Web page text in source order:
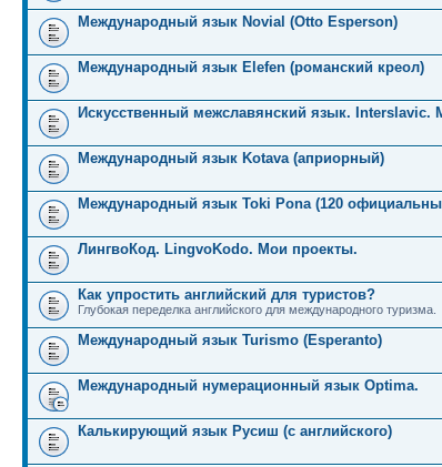
Международный язык Novial (Otto Esperson)
Международный язык Elefen (романский креол)
Искусственный межславянский язык. Interslavic.
Международный язык Kotava (априорный)
Международный язык Toki Pona (120
ЛингвоКод. LingvoKodo. Мои проекты.
Как упростить английский для туристов?
Глубокая переделка английского для международного туризма.
Международный язык Turismo (Esperanto)
Международный нумерационный язык Optima.
Калькирующий язык Русиш (с английского)